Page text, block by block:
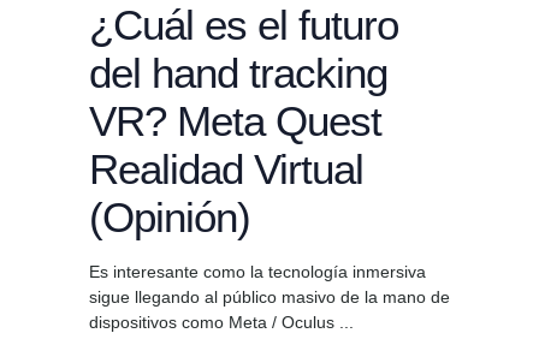
¿Cuál es el futuro
del hand tracking
VR? Meta Quest
Realidad Virtual
(Opinión)
Es interesante como la tecnología inmersiva
sigue llegando al público masivo de la mano de
dispositivos como Meta / Oculus ...